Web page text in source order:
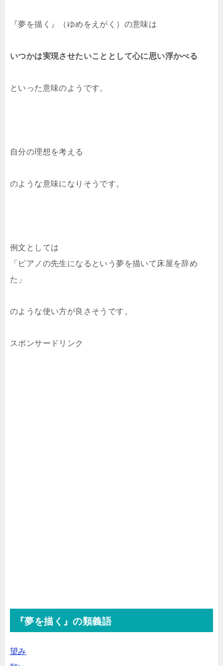
『夢を描く』（ゆめをえがく）の意味は
いつかは実現させたいこととして心に思い浮かべる
といった意味のようです。
自分の理想を考える
のような意味になりそうです。
例文としては
「ピアノの先生になるという夢を描いて床屋を辞め
た」
のような使い方が良さそうです。
スポンサードリンク
『夢を描く』の類義語
望み